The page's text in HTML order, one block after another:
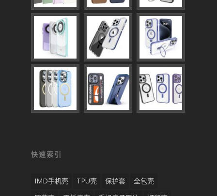
快速索引
IMD手机壳 TPU壳 保护套
全包壳